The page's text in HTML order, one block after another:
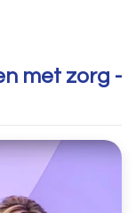
met zorg -